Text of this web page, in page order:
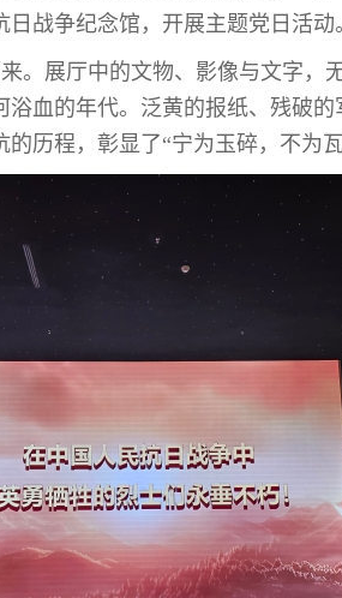
战争纪念馆，开展主题党日活动
。展厅中的文物、影像与文字，
血的年代。泛黄的报纸、残破
历程，彰显了“宁为玉碎，不为瓦